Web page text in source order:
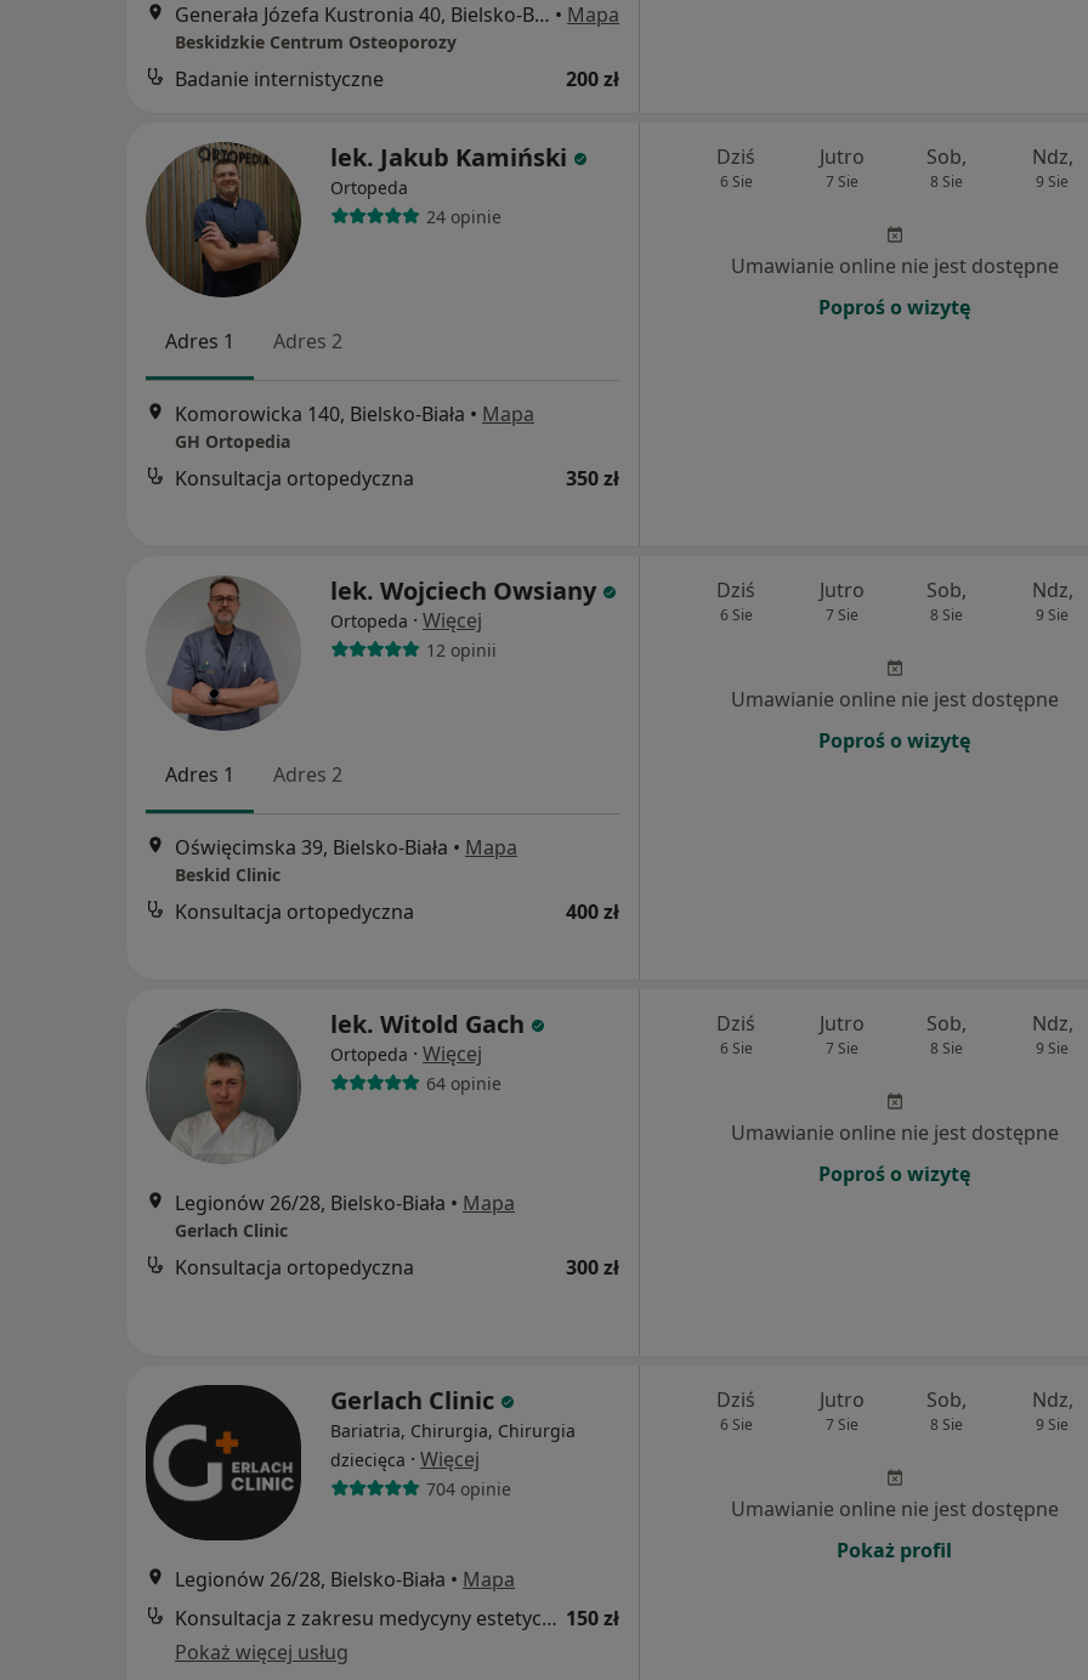
Generała Józefa Kustronia 40, Bielsko-Biała • Mapa
Beskidzkie Centrum Osteoporozy
Badanie internistyczne 200 zł
lek. Jakub Kamiński
Ortopeda
24 opinie
Adres 1 Adres 2
Komorowicka 140, Bielsko-Biała • Mapa
GH Ortopedia
Konsultacja ortopedyczna 350 zł
Dziś
6 Sie
Jutro
7 Sie
Sob,
8 Sie
Ndz,
9 Sie
Umawianie online nie jest dostępne
Poproś o wizytę
lek. Wojciech Owsiany
Ortopeda · Więcej
12 opinii
Adres 1 Adres 2
Oświęcimska 39, Bielsko-Biała • Mapa
Beskid Clinic
Konsultacja ortopedyczna 400 zł
Dziś
6 Sie
Jutro
7 Sie
Sob,
8 Sie
Ndz,
9 Sie
Umawianie online nie jest dostępne
Poproś o wizytę
lek. Witold Gach
Ortopeda · Więcej
64 opinie
Legionów 26/28, Bielsko-Biała • Mapa
Gerlach Clinic
Konsultacja ortopedyczna 300 zł
Dziś
6 Sie
Jutro
7 Sie
Sob,
8 Sie
Ndz,
9 Sie
Umawianie online nie jest dostępne
Poproś o wizytę
Gerlach Clinic
Bariatria, Chirurgia, Chirurgia
dziecięca · Więcej
704 opinie
Legionów 26/28, Bielsko-Biała • Mapa
Konsultacja z zakresu medycyny estetycznej 150 zł
Pokaż więcej usług
Dziś
6 Sie
Jutro
7 Sie
Sob,
8 Sie
Ndz,
9 Sie
Umawianie online nie jest dostępne
Pokaż profil